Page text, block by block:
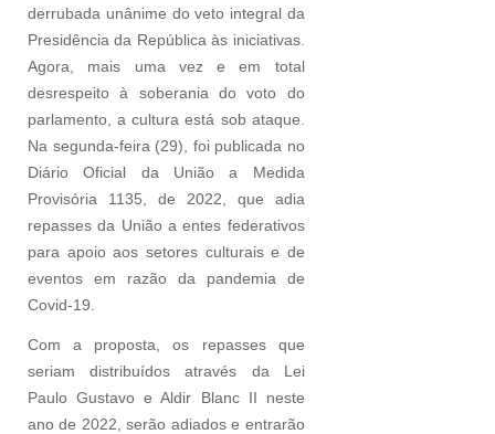
derrubada unânime do veto integral da
Presidência da República às iniciativas.
Agora, mais uma vez e em total
desrespeito à soberania do voto do
parlamento, a cultura está sob ataque.
Na segunda-feira (29), foi publicada no
Diário Oficial da União a Medida
Provisória 1135, de 2022, que adia
repasses da União a entes federativos
para apoio aos setores culturais e de
eventos em razão da pandemia de
Covid-19.
Com a proposta, os repasses que
seriam distribuídos através da Lei
Paulo Gustavo e Aldir Blanc II neste
ano de 2022, serão adiados e entrarão